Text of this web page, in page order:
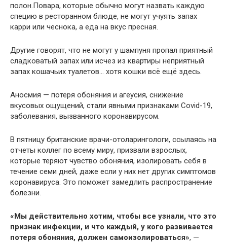
полон.Повара, которые обычно могут назвать каждую
специю в ресторанном блюде, не могут учуять запах
карри или чеснока, а еда на вкус пресная.
Другие говорят, что не могут у шампуня пропал приятный
сладковатый запах или исчез из квартиры неприятный
запах кошачьих туалетов… хотя кошки всё ещё здесь.
Аносмия — потеря обоняния и агеусия, снижение
вкусовых ощущений, стали явными признаками Covid-19,
заболевания, вызванного коронавирусом.
В пятницу британские врачи-отоларингологи, ссылаясь на
отчеты коллег по всему миру, призвали взрослых,
которые теряют чувство обоняния, изолировать себя в
течение семи дней, даже если у них нет других симптомов
коронавируса. Это поможет замедлить распространение
болезни.
«Мы действительно хотим, чтобы все узнали, что это
признак инфекции, и что каждый, у кого развивается
потеря обоняния, должен самоизолироваться», —